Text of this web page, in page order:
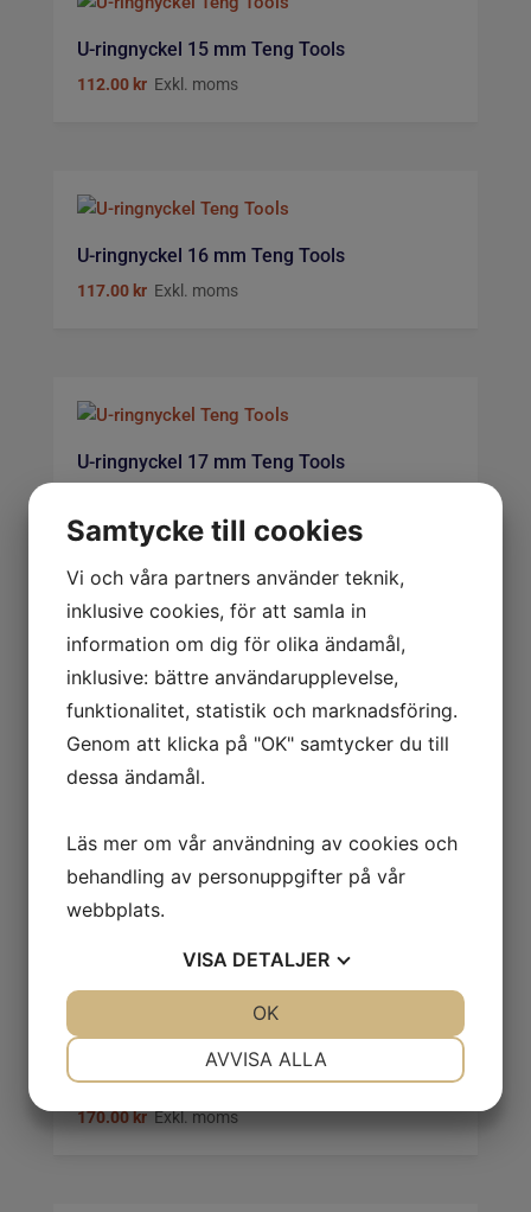
U-ringnyckel 15 mm Teng Tools
112.00 krExkl. moms
U-ringnyckel 16 mm Teng Tools
117.00 krExkl. moms
U-ringnyckel 17 mm Teng Tools
U-ringnyckel 18 mm Teng Tools
150.00krExkl. moms
U-ringnyckel 19 mm Teng Tools
158.00 krExkl. moms
U-ringnyckel 20 mm Teng Tools
170.00krExkl. moms
Samtycke till cookies
Vi och våra partners använder teknik,
inklusive cookies, för att samla in
information om dig för olika ändamål,
inklusive: bättre användarupplevelse,
funktionalitet, statistik och marknadsföring.
Genom att klicka på "OK" samtycker du till
dessa ändamål.
Läs mer om vår användning av cookies och
behandling av personuppgifter på vår
webbplats.
VISA DETALJER
AVVISA ALLA
OK